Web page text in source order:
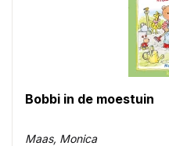
Bobbi in de moestuin
Maas, Monica